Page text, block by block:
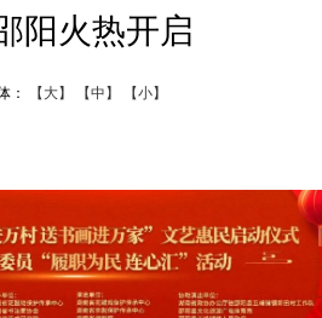
阳火热开启
： 【大】 【中】 【小】